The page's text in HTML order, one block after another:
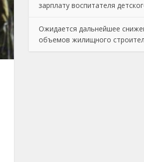
зарплату воспитателя
Ожидается дальнейшее
объемов жилищного